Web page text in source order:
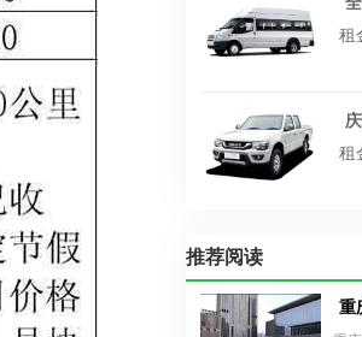
租
租
推荐阅读
重